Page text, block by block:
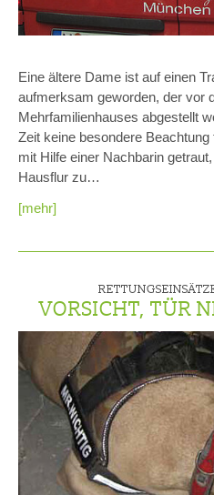
Eine ältere Dame ist auf einen
aufmerksam geworden, der vor
Mehrfamilienhauses abgestellt
Zeit keine besondere
mit Hilfe einer Nachbarin
Hausflur zu…
[mehr]
VORSICHT, TÜR